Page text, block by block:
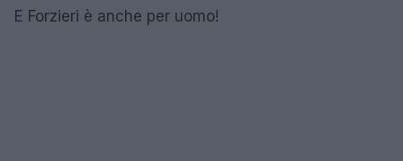
E Forzieri è anche per uomo!